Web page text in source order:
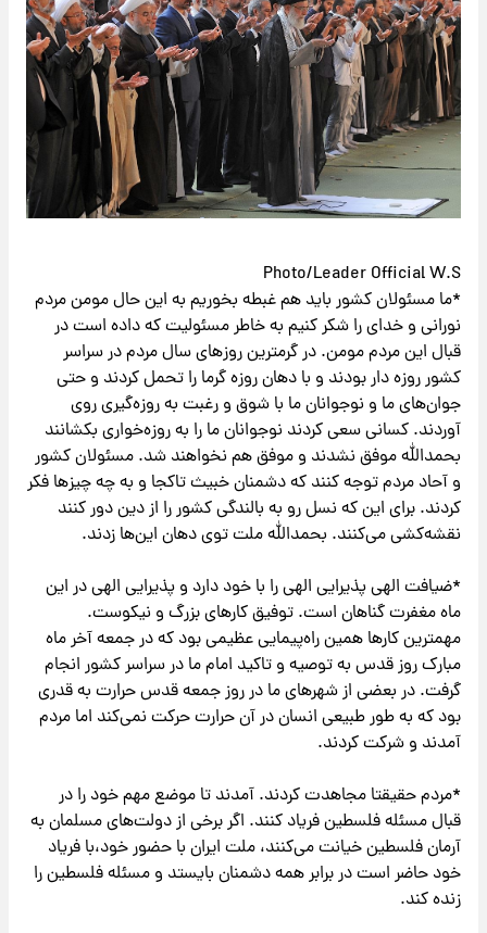
Photo/Leader Official W.S
*ما مسئولان کشور باید هم غبطه بخوریم به این حال مومن مردم
نورانی و خدای را شکر کنیم به خاطر مسئولیت که داده است در
قبال این مردم مومن. در گرمترین روزهای سال مردم در سراسر
کشور روزه دار بودند و با دهان روزه گرما را تحمل کردند و حتی
جوان‌‌های ما و نوجوانان ما با شوق و رغبت به روزه‌گیری روی
آوردند. کسانی سعی کردند نوجوانان ما را به روزه‌خواری بکشانند
بحمدالله موفق نشدند و موفق هم نخواهند شد. مسئولان کشور
و آحاد مردم توجه کنند که دشمنان خبیث تاکجا و به چه چیزها فکر
کردند. برای این که نسل رو به بالندگی کشور را از دین دور کنند
نقشه‌کشی می‌کنند. بحمدالله ملت توی دهان این‌ها زدند.
*ضیافت الهی پذیرایی الهی را با خود دارد و پذیرایی الهی در این
ماه مغفرت گناهان است. توفیق کارهای بزرگ و نیکوست.
مهمترین کارها همین راه‌پیمایی عظیمی بود که در جمعه آخر ماه
مبارک روز قدس به توصیه و تاکید امام ما در سراسر کشور انجام
گرفت. در بعضی از شهرهای ما در روز جمعه قدس حرارت به قدری
بود که به طور طبیعی انسان در آن حرارت حرکت نمی‌کند اما مردم
آمدند و شرکت کردند.
*مردم حقیقتا مجاهدت کردند. آمدند تا موضع مهم خود را در
قبال مسئله فلسطین فریاد کنند. اگر برخی از دولت‌های مسلمان به
آرمان فلسطین خیانت می‌کنند، ملت ایران با حضور خود،‌با فریاد
خود حاضر است در برابر همه دشمنان بایستد و مسئله فلسطین را
زنده کند.